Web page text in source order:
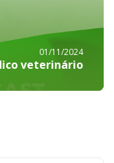
01/11/2024
veterinário